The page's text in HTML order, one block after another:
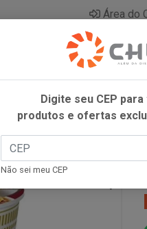
Área do
Digite seu CEP
produtos e ofertas
Não sei meu CEP